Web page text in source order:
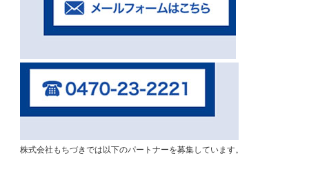
株式会社もちづきでは以下のパートナーを募集しています。